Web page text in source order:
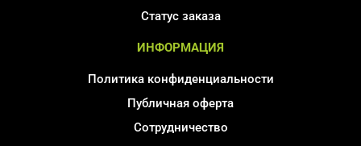
Статус заказа
ИНФОРМАЦИЯ
Политика конфиденциальности
Публичная оферта
Сотрудничество